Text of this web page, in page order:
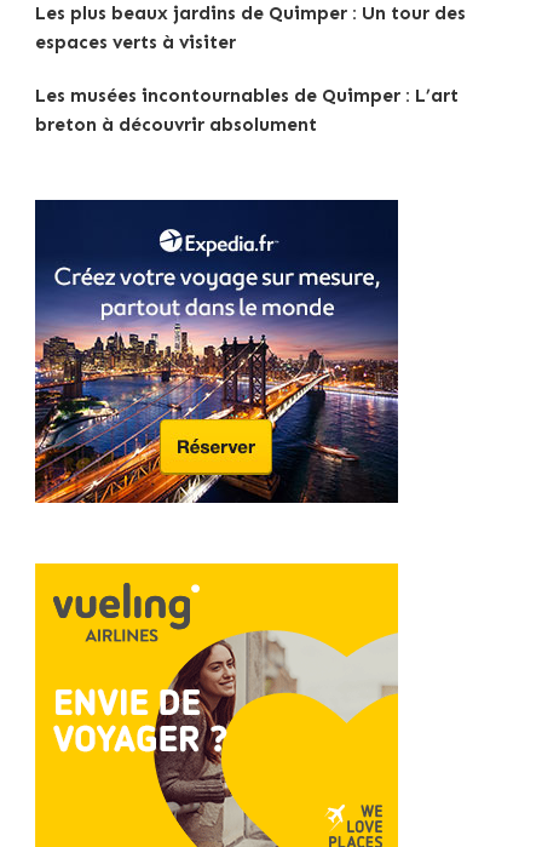
Les plus beaux jardins de Quimper : Un tour des
espaces verts à visiter
Les musées incontournables de Quimper : L’art
breton à découvrir absolument